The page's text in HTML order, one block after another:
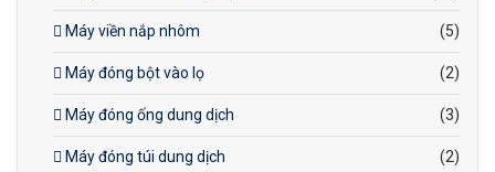
Máy viền nắp nhôm (5)
Máy đóng bột vào lọ (2)
Máy đóng ống dung dịch (3)
Máy đóng túi dung dịch (2)